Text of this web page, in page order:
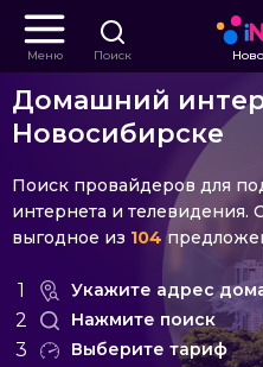
Меню Поиск
Домашний
Новосибирске
Поиск провайдеров для
интернета и телевидения.
выгодное из 104
1 Укажите адрес
2 Нажмите поиск
3 Выберите тариф